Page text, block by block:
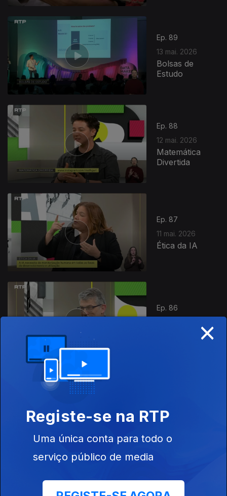
Ep. 89
13 mai. 2026
Bolsas de
Estudo
Ep. 88
12 mai. 2026
Matemática
Divertida
Ep. 87
11 mai. 2026
Ética da IA
Ep. 86
927546
A Importância
Ep. 84
06 mai. 2026
×
Registe-se na RTP
Uma única conta para todo o
serviço público de media